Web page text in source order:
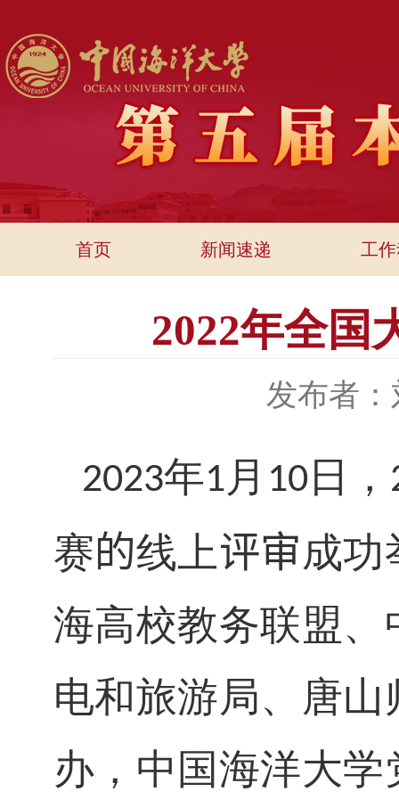
首页 新闻速递 工
2022年全国
发布者：
2023年1月 10 日，
赛的线上评审成功
海高校教务联盟
电和旅游局、唐
办，中国海洋大